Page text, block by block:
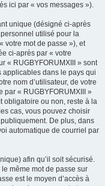
ici par « vos messages »).
unique (désigné ci-après
utilisé pour la
votre mot de passe »), et
ci-après par « votre
« RUGBYFORUMXIII » sont
dans le pays qui
nom d’utilisateur, de votre
par « RUGBYFORUMXIII »
obligatoire ou non, reste à la
cas, vous pouvez choisir
De plus, dans
automatique de courriel par
afin qu’il soit sécurisé.
même mot de passe sur
est le moyen d’accès à